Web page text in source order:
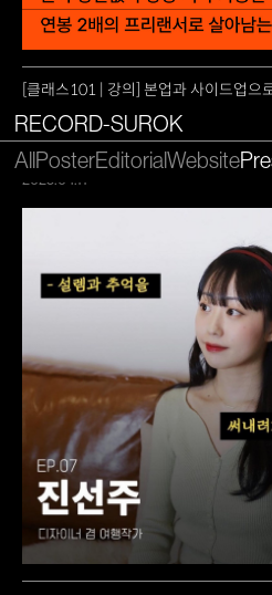
RECORD-SUROK
AllPosterEditorialWebsite
[클래스101 | 강의] 본업과 사이드업으
이 당장 시작 가능한 연봉 2배의 프리랜
법
클래스101 강의 개설
2025.04.11